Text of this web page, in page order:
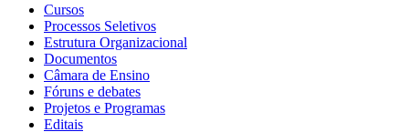
Cursos
Processos Seletivos
Estrutura Organizacional
Documentos
Câmara de Ensino
Fóruns e debates
Projetos e Programas
Editais